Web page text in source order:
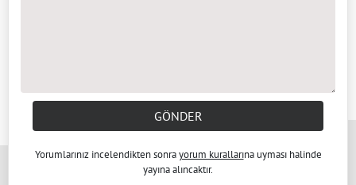
GÖNDER
Yorumlarınız incelendikten sonrayorum kurallarına uyması halinde
yayına alıncaktır.